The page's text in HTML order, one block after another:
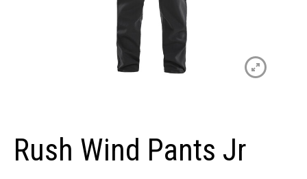
Rush Wind Pants Jr